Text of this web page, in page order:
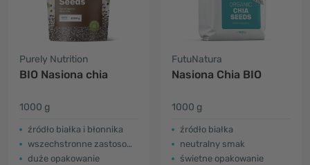
Purely Nutrition
BIO Nasiona chia
1000 g
źródło białka i błonnika
wszechstronne zastosowanie
duże opakowanie
FutuNatura
Nasiona Chia BIO
1000 g
źródło białka
neutralny smak
świetne opakowanie